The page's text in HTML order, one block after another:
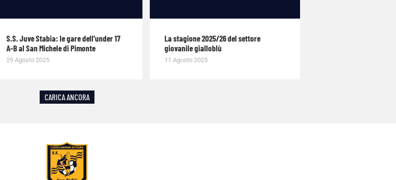
S.S. Juve Stabia: le gare dell’under 17
A-B al San Michele di Pimonte
29 Agosto 2025
La stagione 2025/26 del settore
giovanile gialloblù
11 Agosto 2025
CARICA ANCORA